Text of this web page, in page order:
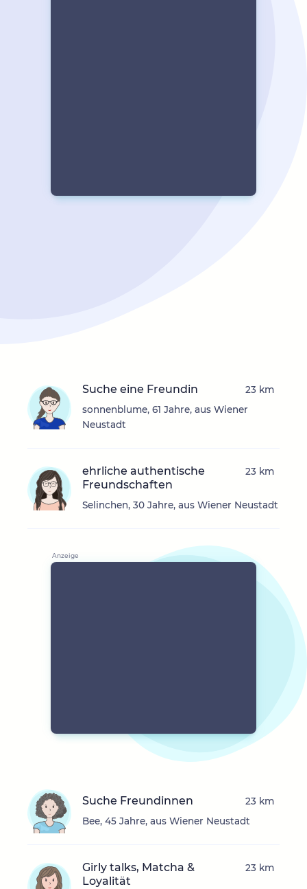
Suche eine Freundin
sonnenblume, 61 Jahre, aus Wiener
Neustadt
23 km
ehrliche authentische
Freundschaften
Selinchen, 30 Jahre, aus Wiener Neustadt
23 km
Suche Freundinnen
Bee, 45 Jahre, aus Wiener Neustadt
23 km
Girly talks, Matcha &
Loyalität
23 km